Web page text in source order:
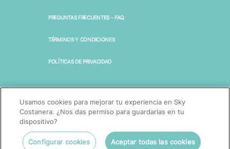
PREGUNTAS FRECUENTES - FAQ
TÉRMINOS Y CONDICIONES
POLÍTICAS DE PRIVACIDAD
SÍGUENOS EN RRSS
Usamos cookies para mejorar tu experiencia en Sky
Costanera. ¿Nos das permiso para guardarlas en tu
dispositivo?
Configurar cookies Aceptar todas las cookies